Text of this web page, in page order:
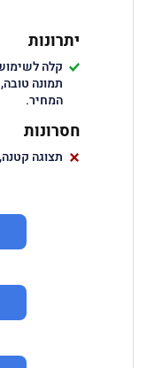
יתרונות
קלה
תמונה
המחיר.
חסרונות
תצוגה